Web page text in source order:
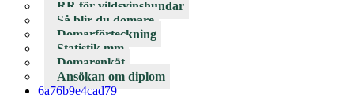
RR för vildsvinshundar
Så blir du domare
Domarförteckning
Statistik mm
Domarenkät
Ansökan om diplom
6a76b9e4cad79